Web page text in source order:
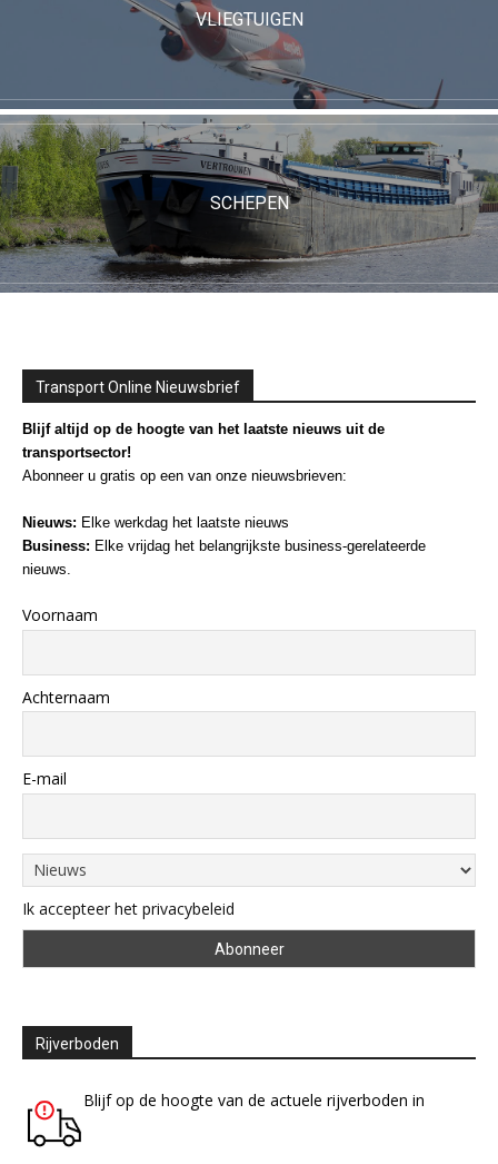
VLIEGTUIGEN
SCHEPEN
Transport Online Nieuwsbrief
Blijf altijd op de hoogte van het laatste nieuws uit de
transportsector!
Abonneer u gratis op een van onze nieuwsbrieven:
Nieuws: Elke werkdag het laatste nieuws
Business: Elke vrijdag het belangrijkste business-gerelateerde
nieuws.
Voornaam
Achternaam
E-mail
Ik accepteer het privacybeleid
Rijverboden
Blijf op de hoogte van de actuele rijverboden in